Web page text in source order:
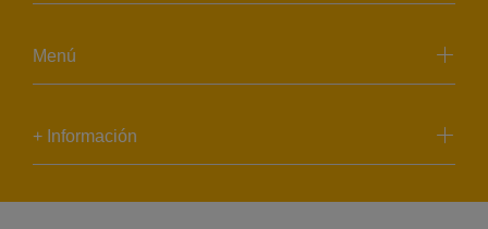
Menú
+ Información